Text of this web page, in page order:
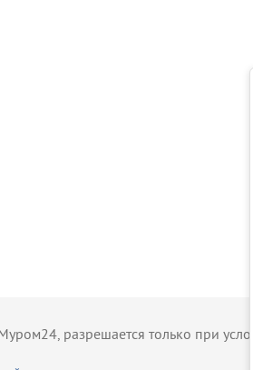
разрешается только при